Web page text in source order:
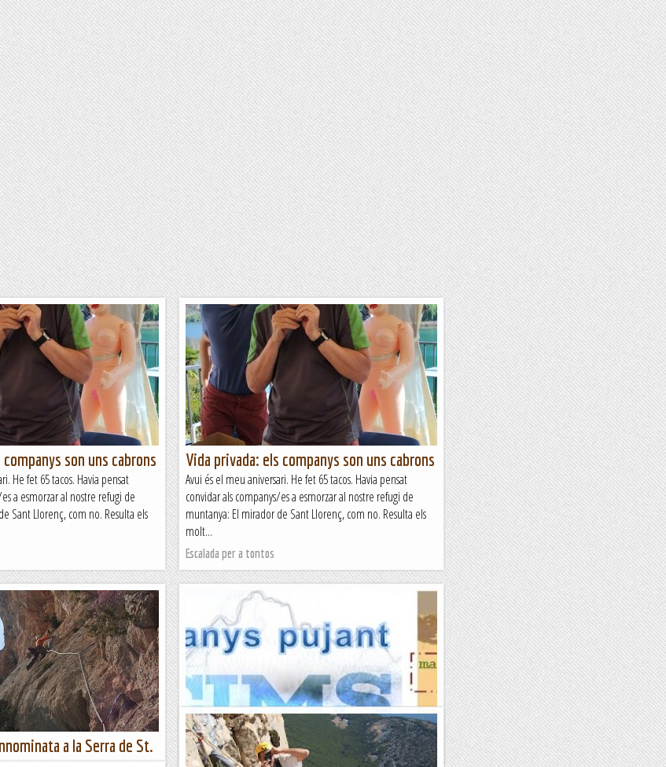
son uns cabrons
He fet 65 tacos. Havia pensat
a esmorzar al nostre refugi de
Sant Llorenç, com no. Resulta els
Vida privada: els companys son uns cabrons
Avui és el meu aniversari. He fet 65 tacos. Havia pensat
convidar als companys/es a esmorzar al nostre refugi de
muntanya: El mirador de Sant Llorenç, com no. Resulta els
molt...
Escalada per a tontos
a la Serra de St.
15 anys de maifemcim